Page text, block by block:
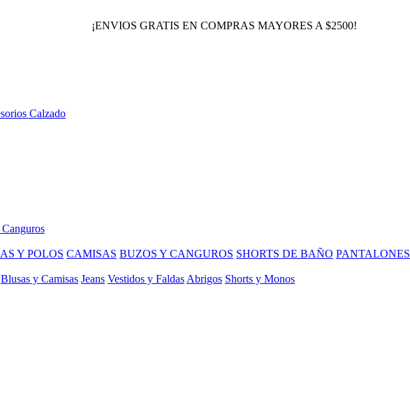
¡ENVIOS GRATIS EN COMPRAS MAYORES A $2500!
Calzado
Y POLOS CAMISAS BUZOS Y CANGUROS SHORTS DE BAÑO PANTALONES
Blusas y Camisas Jeans Vestidos y Faldas Abrigos Shorts y Monos